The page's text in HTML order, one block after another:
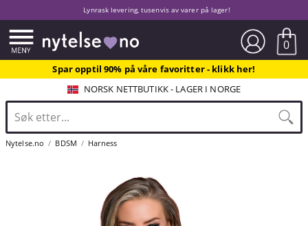
Lynrask levering, tusenvis av varer på lager!
0
Spar opptil 90% på våre favoritter - klikk her!
NORSK NETTBUTIKK - LAGER I NORGE
Nytelse.no BDSM Harness